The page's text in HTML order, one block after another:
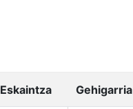
Eskaintza Gehigarria